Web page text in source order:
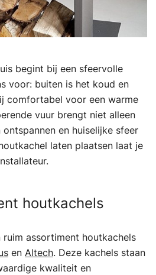
begint bij een sfeervolle
voor: buiten is het koud en
comfortabel voor een warme
vuur brengt niet alleen
en huiselijke sfeer
laten plaatsen laat je
houtkachels
ruim assortiment houtkachels
en Altech. Deze kachels staan
kwaliteit en